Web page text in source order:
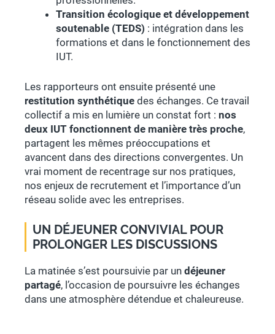
Transition écologique et développement
soutenable (TEDS) : intégration dans les
formations et dans le fonctionnement des
IUT.
Les rapporteurs ont ensuite présenté une
restitution synthétique des échanges. Ce travail
collectif a mis en lumière un constat fort : nos
deux IUT fonctionnent de manière très proche,
partagent les mêmes préoccupations et
avancent dans des directions convergentes. Un
vrai moment de recentrage sur nos pratiques,
nos enjeux de recrutement et l’importance d’un
réseau solide avec les entreprises.
UN DÉJEUNER CONVIVIAL POUR
PROLONGER LES DISCUSSIONS
La matinée s’est poursuivie par un déjeuner
partagé, l’occasion de poursuivre les échanges
dans une atmosphère détendue et chaleureuse.